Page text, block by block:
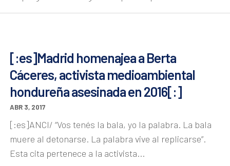
[:es]Madrid homenajea a Berta
Cáceres, activista medioambiental
hondureña asesinada en 2016[:]
ABR 3, 2017
[:es]ANCI/ “Vos tenés la bala, yo la palabra. La bala
muere al detonarse. La palabra vive al replicarse”.
Esta cita pertenece a la activista...